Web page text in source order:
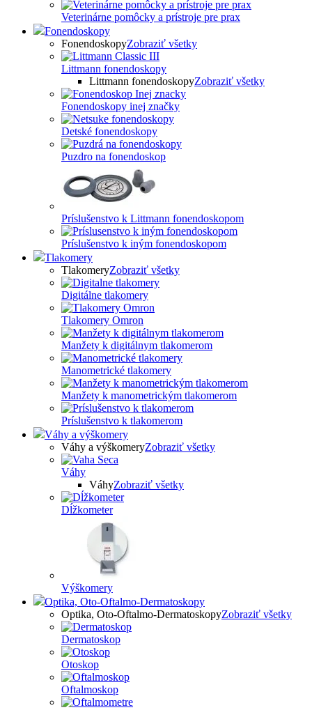
Veterinárne pomôcky a prístroje pre prax
Fonendoskopy
FonendoskopyZobraziť všetky
Littmann fonendoskopy
Littmann fonendoskopyZobraziť všetky
Fonendoskopy inej značky
Detské fonendoskopy
Puzdro na fonendoskop
Príslušenstvo k Littmann fonendoskopom
Príslušenstvo k iným fonendoskopom
Tlakomery
TlakomeryZobraziť všetky
Digitálne tlakomery
Tlakomery Omron
Manžety k digitálnym tlakomerom
Manometrické tlakomery
Manžety k manometrickým tlakomerom
Príslušenstvo k tlakomerom
Váhy a výškomery
Váhy a výškomeryZobraziť všetky
Váhy
VáhyZobraziť všetky
Dĺžkometer
Výškomery
Optika, Oto-Oftalmo-Dermatoskopy
Optika, Oto-Oftalmo-DermatoskopyZobraziť všetky
Dermatoskop
Otoskop
Oftalmoskop